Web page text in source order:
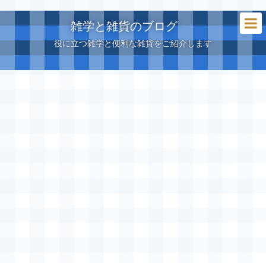
雑学と雑貨のブログ
役に立つ雑学と便利な雑貨をご紹介します